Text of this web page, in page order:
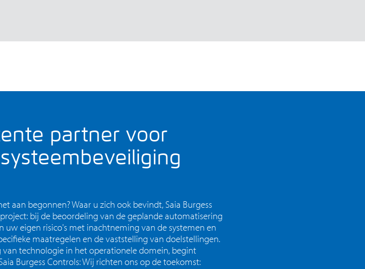
partner voor
aan begonnen? Waar u zich ook bevindt, Saia Burgess
bij de beoordeling van de geplande automatisering
uw eigen risico's met inachtneming van de systemen en
maatregelen en de vaststelling van doelstellingen.
technologie in het operationele domein, begint
Burgess Controls: Wij richten ons op de toekomst: